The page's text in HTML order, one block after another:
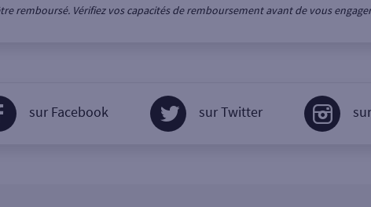
remboursé. Vérifiez vos capacités de remboursement avant de vous
sur Facebook sur Twitter